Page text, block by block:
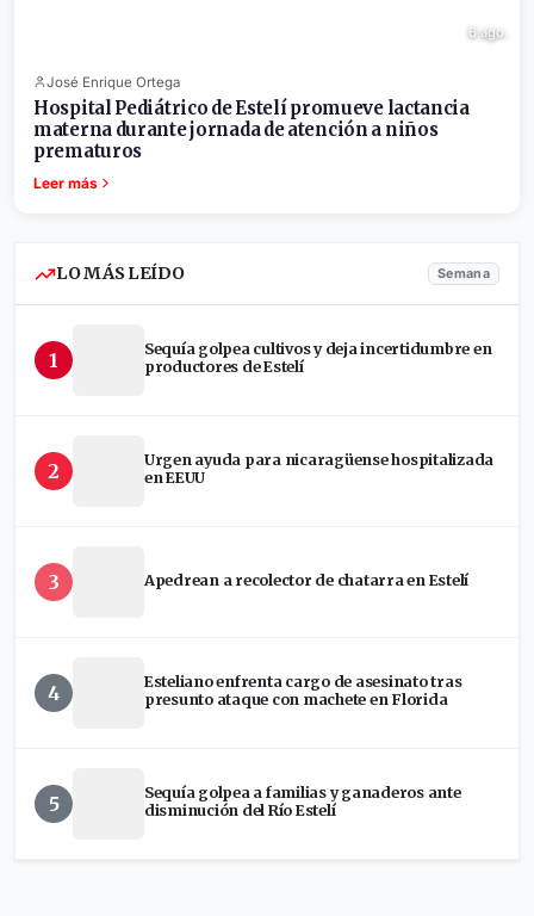
6 ago.
José Enrique Ortega
Hospital Pediátrico de Estelí promueve lactancia
materna durante jornada de atención a niños
prematuros
Leer más
LO MÁS LEÍDO Semana
1
Sequía golpea cultivos y deja incertidumbre en
productores de Estelí
2
Urgen ayuda para nicaragüense hospitalizada
en EEUU
3 Apedrean a recolector de chatarra en Estelí
4
Esteliano enfrenta cargo de asesinato tras
presunto ataque con machete en Florida
5
Sequía golpea a familias y ganaderos ante
disminución del Río Estelí